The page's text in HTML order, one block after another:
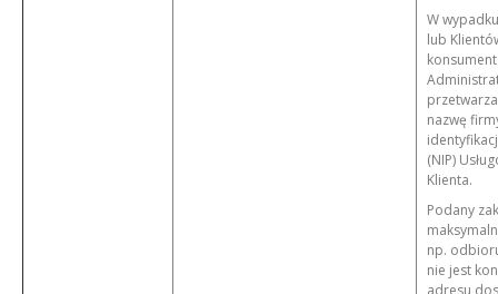
W
lub
nazwę
(NIP)
Klienta.
Podany
np.
nie jest
adresu